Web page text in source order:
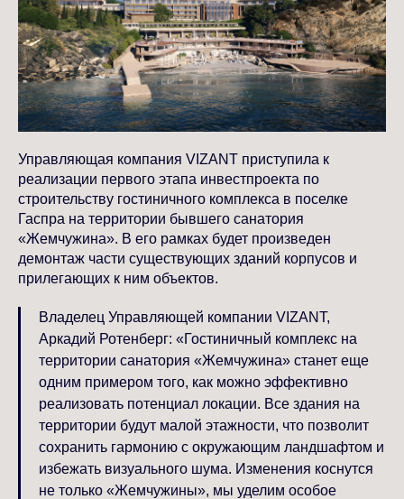
Управляющая компания VIZANT приступила к
реализации первого этапа инвестпроекта по
строительству гостиничного комплекса в поселке
Гаспра на территории бывшего санатория
«Жемчужина». В его рамках будет произведен
демонтаж части существующих зданий корпусов и
прилегающих к ним объектов.
Владелец Управляющей компании VIZANT,
Аркадий Ротенберг: «Гостиничный комплекс на
территории санатория «Жемчужина» станет еще
одним примером того, как можно эффективно
реализовать потенциал локации. Все здания на
территории будут малой этажности, что позволит
сохранить гармонию с окружающим ландшафтом и
избежать визуального шума. Изменения коснутся
не только «Жемчужины», мы уделим особое